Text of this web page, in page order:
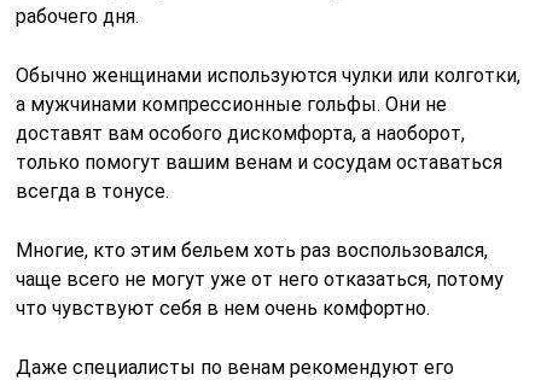
рабочего дня.
Обычно женщинами используются чулки или колготки,
а мужчинами компрессионные гольфы. Они не
доставят вам особого дискомфорта, а наоборот,
только помогут вашим венам и сосудам оставаться
всегда в тонусе.
Многие, кто этим бельем хоть раз воспользовался,
чаще всего не могут уже от него отказаться, потому
что чувствуют себя в нем очень комфортно.
Даже специалисты по венам рекомендуют его